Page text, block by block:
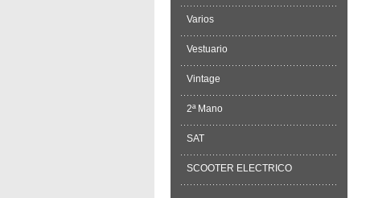
Varios
Vestuario
Vintage
2ª Mano
SAT
SCOOTER ELECTRICO